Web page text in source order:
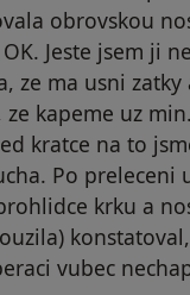
obrovskou
Jeste jsem ji
ze ma usni
kapeme uz
kratce na to
Po preleceni
krku a
vubec